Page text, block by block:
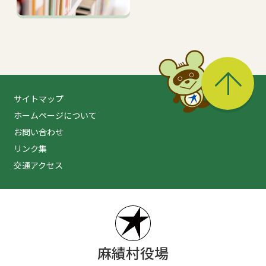
サイトマップ
ホームページについて
お問い合わせ
リンク集
交通アクセス
麻績村役場